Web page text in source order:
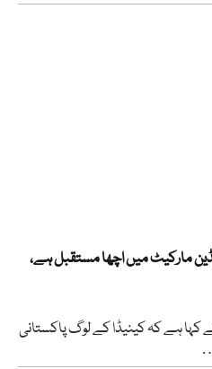
مارکیٹ میں اچھا مستقبل ہے،
کہا ہے کہ کینیڈا کے لوگ پاکستانی